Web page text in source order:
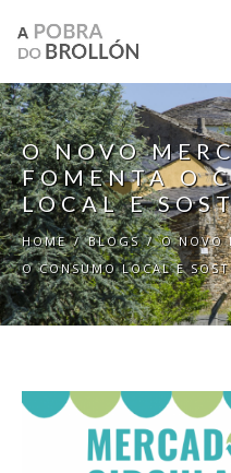
O NOVO
FOMENTA O
LOCAL E
HOME / BLOGS / O NOVO
O CONSUMO LOCAL E